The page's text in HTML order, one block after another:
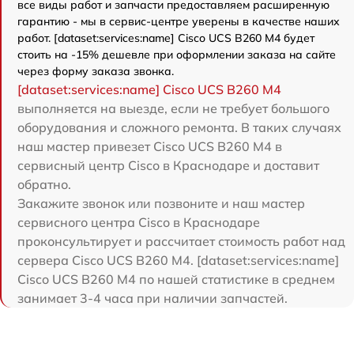
все виды работ и запчасти предоставляем расширенную
гарантию - мы в сервис-центре уверены в качестве наших
работ. [dataset:services:name] Cisco UCS B260 M4 будет
стоить на -15% дешевле при оформлении заказа на сайте
через форму заказа звонка.
[dataset:services:name] Cisco UCS B260 M4
выполняется на выезде, если не требует большого
оборудования и сложного ремонта. В таких случаях
наш мастер привезет Cisco UCS B260 M4 в
сервисный центр Cisco в Краснодаре и доставит
обратно.
Закажите звонок или позвоните и наш мастер
сервисного центра Cisco в Краснодаре
проконсультирует и рассчитает стоимость работ над
сервера Cisco UCS B260 M4. [dataset:services:name]
Cisco UCS B260 M4 по нашей статистике в среднем
занимает 3-4 часа при наличии запчастей.